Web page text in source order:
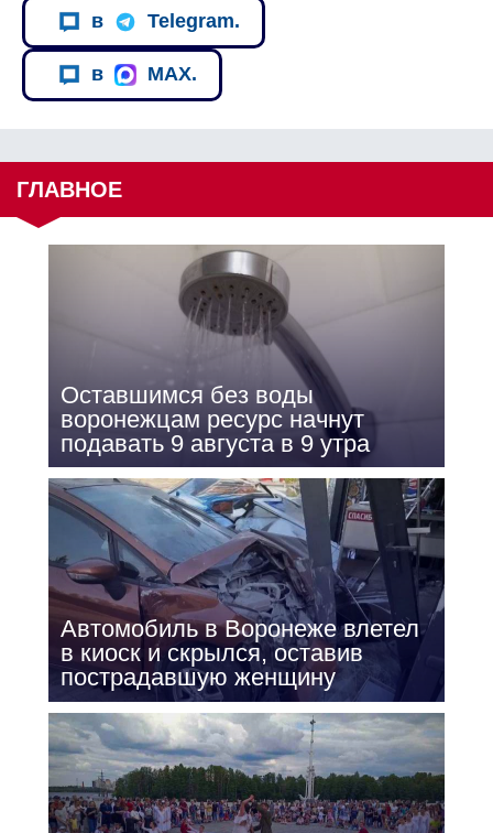
в Telegram.
в MAX.
ГЛАВНОЕ
Оставшимся без воды
воронежцам ресурс начнут
подавать 9 августа в 9 утра
Автомобиль в Воронеже влетел
в киоск и скрылся, оставив
пострадавшую женщину